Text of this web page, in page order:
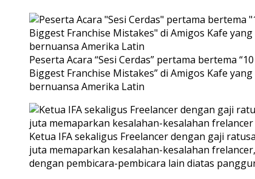
Peserta Acara “Sesi Cerdas” pertama bertema “10
Biggest Franchise Mistakes” di Amigos Kafe yang
bernuansa Amerika Latin
Ketua IFA sekaligus Freelancer dengan gaji
juta memaparkan kesalahan-kesalahan frelancer,
dengan pembicara-pembicara lain diatas